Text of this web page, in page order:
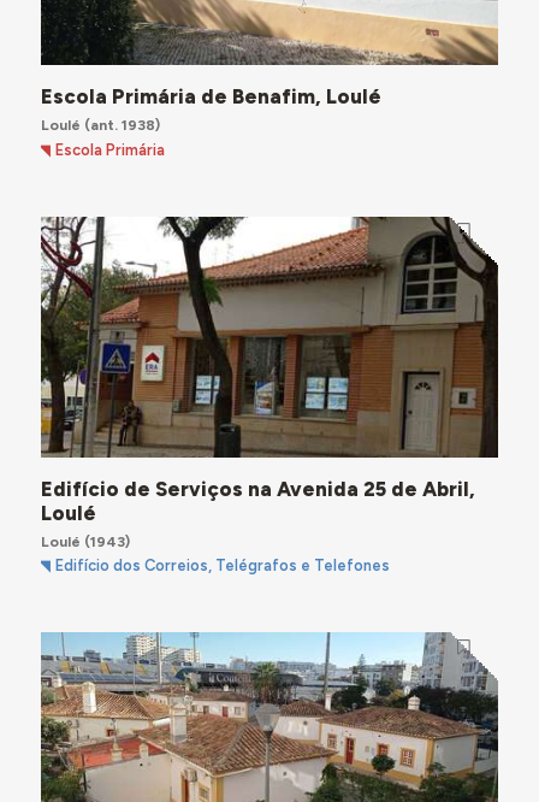
Escola Primária de Benafim, Loulé
Loulé (ant. 1938)
Escola Primária
Edifício de Serviços na Avenida 25 de Abril,
Loulé
Loulé (1943)
Edifício dos Correios, Telégrafos e Telefones